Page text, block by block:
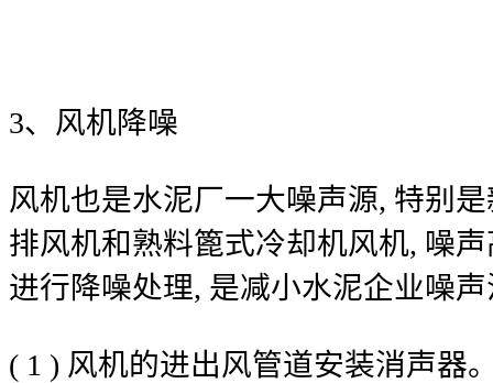
3、风机降噪
风机也是水泥厂一大噪声源, 特别
排风机和熟料篦式冷却机风机, 噪
进行降噪处理, 是减小水泥企业噪
( 1 ) 风机的进出风管道安装消声器